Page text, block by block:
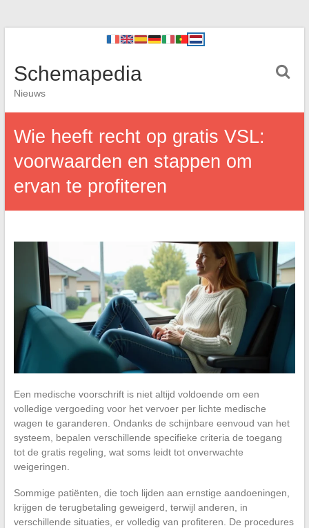
Schemapedia
Nieuws
Wie heeft recht op gratis VSL:
voorwaarden en stappen om
ervan te profiteren
Een medische voorschrift is niet altijd voldoende om een
volledige vergoeding voor het vervoer per lichte medische
wagen te garanderen. Ondanks de schijnbare eenvoud van het
systeem, bepalen verschillende specifieke criteria de toegang
tot de gratis regeling, wat soms leidt tot onverwachte
weigeringen.
Sommige patiënten, die toch lijden aan ernstige aandoeningen,
krijgen de terugbetaling geweigerd, terwijl anderen, in
verschillende situaties, er volledig van profiteren. De procedures